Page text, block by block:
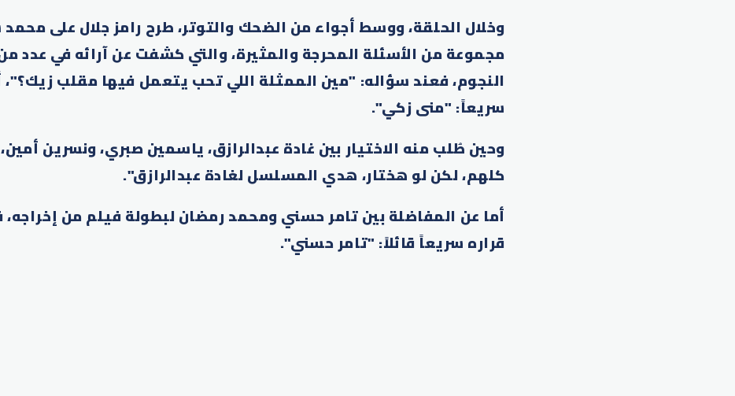
وخلال الحلقة، ووسط أجواء من الضحك والتوتر، طرح رامز جلال على
مجموعة من الأسئلة المحرجة والمثيرة، والتي كشفت عن آرائه في عدد
النجوم، فعند سؤاله: "مين الممثلة اللي تحب يتعمل فيها مقلب
سريعاً: "منى زكي".
وحين طُلب منه الاختيار بين غادة عبدالرازق، ياسمين صبري، ونسرين
كلهم، لكن لو هختار، هدي المسلسل لغادة عبدالرازق".
أما عن المفاضلة بين تامر حسني ومحمد رمضان لبطولة فيلم من
قراره سريعاً قائلاً: "تامر حسني".